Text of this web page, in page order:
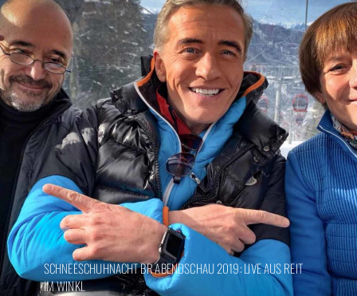
SCHNEESCHUHNACHT BR ABENDSCHAU 2019: LIVE AUS REIT
IM WINKL